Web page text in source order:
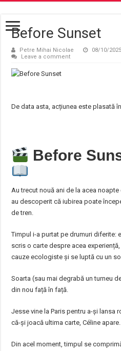
Before Sunset
Petre Mihai Nicolae 08/10/2025
Leave a comment
De data asta, acțiunea este plasată
Before
Au trecut nouă ani de la acea
au descoperit că iubirea poate
de tren.
Timpul i-a purtat pe drumuri diferite:
scris o carte despre acea
cauze ecologiste și se luptă cu un
Soarta (sau mai degrabă un turneu
din nou față în față.
Jesse vine la Paris pentru a-și lansa
că-și joacă ultima carte, Céline apare.
Din acel moment, timpul se